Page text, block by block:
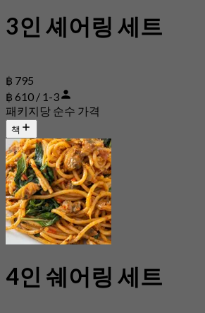
3인 셰어링 세트
฿ 795
฿ 610 / 1-3
패키지당 순수 가격
책
4인 쉐어링 세트